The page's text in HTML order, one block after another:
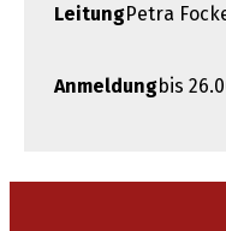
LeitungPetra
Anmeldungbis